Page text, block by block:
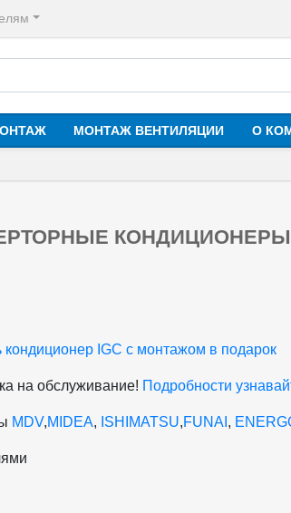
МОНТАЖ ВЕНТИЛЯЦИИ О
КОНДИЦИОНЕРЫ
кондиционер IGC с монтажом в подарок
на обслуживание! Подробности
MDV,MIDEA, ISHIMATSU,FUNAI ,